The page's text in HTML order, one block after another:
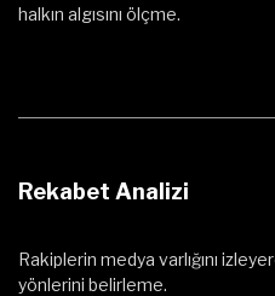
halkın algısını ölçme.
Rekabet Analizi
Rakiplerin medya varlığını
yönlerini belirleme.